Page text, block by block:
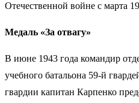
Отечественной войне с марта
Медаль «За отвагу»
В июне 1943 года командир
учебного батальона 59-й
гвардии капитан Карпенко